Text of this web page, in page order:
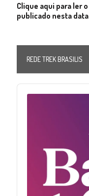
Clique aqui para ler
publicado nesta
REDE TREK BRASILIS
Audio
Player